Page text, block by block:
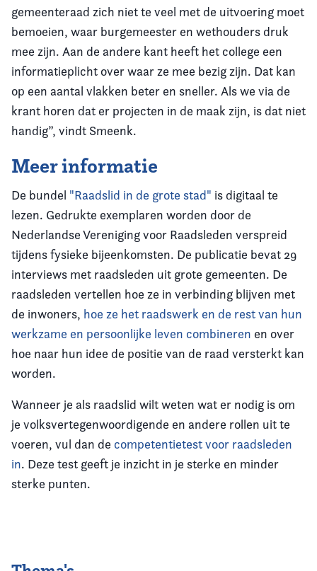
gemeenteraad zich niet te veel met de uitvoering moet
bemoeien, waar burgemeester en wethouders druk
mee zijn. Aan de andere kant heeft het college een
informatieplicht over waar ze mee bezig zijn. Dat kan
op een aantal vlakken beter en sneller. Als we via de
krant horen dat er projecten in de maak zijn, is dat niet
handig”, vindt Smeenk.
Meer informatie
De bundel "Raadslid in de grote stad" is digitaal te
lezen. Gedrukte exemplaren worden door de
Nederlandse Vereniging voor Raadsleden verspreid
tijdens fysieke bijeenkomsten. De publicatie bevat 29
interviews met raadsleden uit grote gemeenten. De
raadsleden vertellen hoe ze in verbinding blijven met
de inwoners, hoe ze het raadswerk en de rest van hun
werkzame en persoonlijke leven combineren en over
hoe naar hun idee de positie van de raad versterkt kan
worden.
Wanneer je als raadslid wilt weten wat er nodig is om
je volksvertegenwoordigende en andere rollen uit te
voeren, vul dan de competentietest voor raadsleden
in. Deze test geeft je inzicht in je sterke en minder
sterke punten.